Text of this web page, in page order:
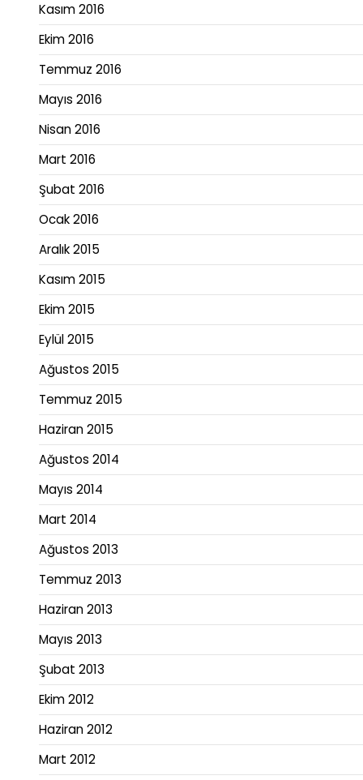
Kasım 2016
Ekim 2016
Temmuz 2016
Mayıs 2016
Nisan 2016
Mart 2016
Şubat 2016
Ocak 2016
Aralık 2015
Kasım 2015
Ekim 2015
Eylül 2015
Ağustos 2015
Temmuz 2015
Haziran 2015
Ağustos 2014
Mayıs 2014
Mart 2014
Ağustos 2013
Temmuz 2013
Haziran 2013
Mayıs 2013
Şubat 2013
Ekim 2012
Haziran 2012
Mart 2012